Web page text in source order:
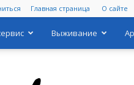
Главная страница О сайте
Выживание